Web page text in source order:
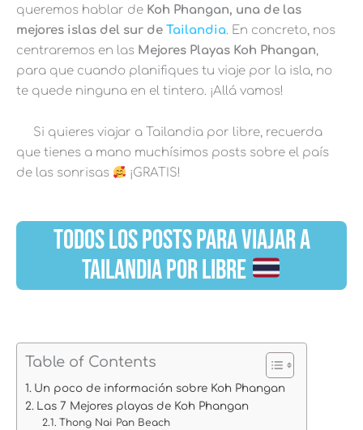
queremos hablar de Koh Phangan, una de las
mejores islas del sur de Tailandia. En concreto, nos
centraremos en las Mejores Playas Koh Phangan,
para que cuando planifiques tu viaje por la isla, no
te quede ninguna en el tintero. ¡Allá vamos!
Si quieres viajar a Tailandia por libre, recuerda
que tienes a mano muchísimos posts sobre el país
de las sonrisas
¡GRATIS!
TODOS LOS POSTS PARA VIAJAR A
TAILANDIA POR LIBRE
Table of Contents
Un poco de información sobre Koh Phangan
Las 7 Mejores playas de Koh Phangan
Thong Nai Pan Beach